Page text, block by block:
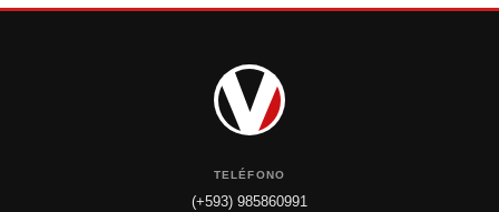
TELÉFONO
(+593) 985860991